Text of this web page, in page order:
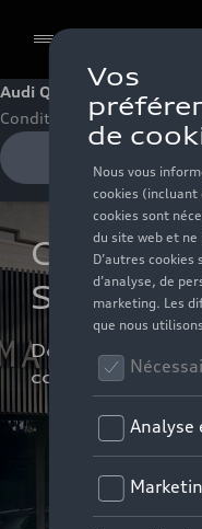
Audi Q3 SUV
Conditions
SUV
Découvrez les
conditions